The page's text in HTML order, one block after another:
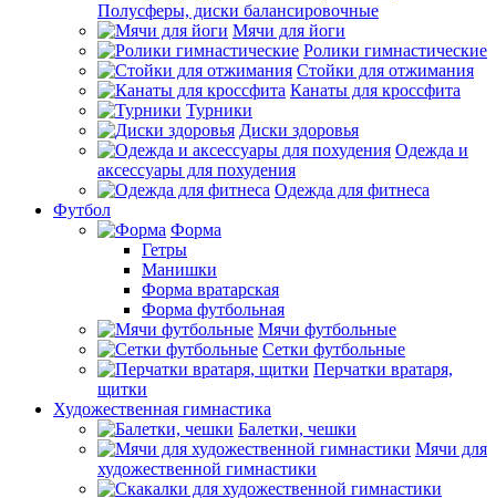
Полусферы, диски балансировочные
Мячи для йоги
Ролики гимнастические
Стойки для отжимания
Канаты для кроссфита
Турники
Диски здоровья
Одежда и
аксессуары для похудения
Одежда для фитнеса
Футбол
Форма
Гетры
Манишки
Форма вратарская
Форма футбольная
Мячи футбольные
Сетки футбольные
Перчатки вратаря,
щитки
Художественная гимнастика
Балетки, чешки
Мячи для
художественной гимнастики